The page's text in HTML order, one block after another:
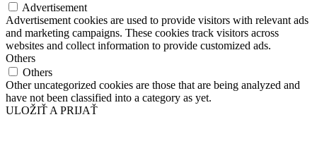
Advertisement
Advertisement cookies are used to provide visitors with relevant ads
and marketing campaigns. These cookies track visitors across
websites and collect information to provide customized ads.
Others
Others
Other uncategorized cookies are those that are being analyzed and
have not been classified into a category as yet.
ULOŽIŤ A PRIJAŤ